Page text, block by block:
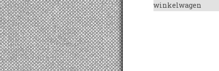
winkelwagen